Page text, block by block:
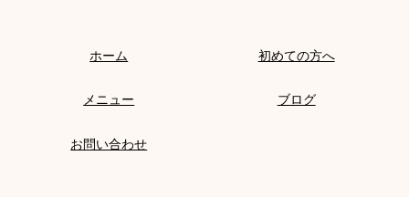
ホーム 初めての方へ
メニュー ブログ
お問い合わせ